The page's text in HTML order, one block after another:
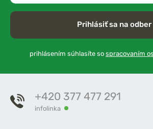
Prihlásiť sa na odber
prihlásením súhlasíte so spracovaním
+420 377 477 291
infolinka